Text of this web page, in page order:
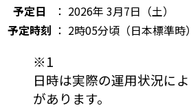
予定日
： 2026年 3月7日（土）
予定時刻 ： 2時05分頃（日本標準時）
※1
日時は実際の運用状況に
があります。